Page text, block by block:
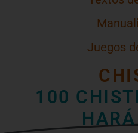
Juegos
100